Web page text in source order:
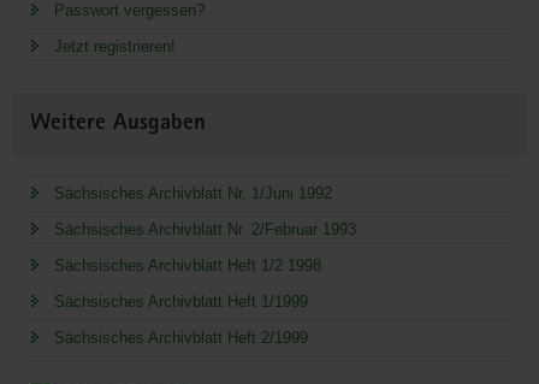
Passwort vergessen?
Jetzt registrieren!
Weitere Ausgaben
Sächsisches Archivblatt Nr. 1/Juni 1992
Sächsisches Archivblatt Nr. 2/Februar 1993
Sächsisches Archivblatt Heft 1/2 1998
Sächsisches Archivblatt Heft 1/1999
Sächsisches Archivblatt Heft 2/1999